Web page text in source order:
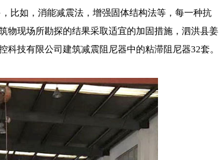
比如，消能减震法，增强固体结构法等，每一种抗
物现场所勘探的结果采取适宜的加固措施，泗洪县姜
技有限公司建筑减震阻尼器中的粘滞阻尼器32套。